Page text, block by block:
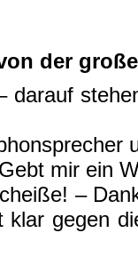
der
darauf
mir ein
–
gegen